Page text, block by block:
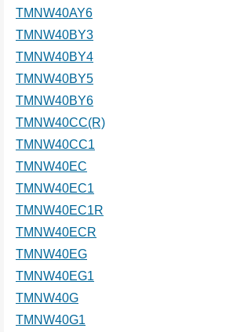
TMNW40AY6
TMNW40BY3
TMNW40BY4
TMNW40BY5
TMNW40BY6
TMNW40CC(R)
TMNW40CC1
TMNW40EC
TMNW40EC1
TMNW40EC1R
TMNW40ECR
TMNW40EG
TMNW40EG1
TMNW40G
TMNW40G1